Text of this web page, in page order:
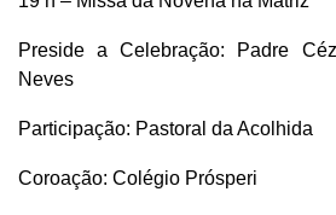
Preside a Celebração: Padre
Neves
Participação: Pastoral da Acolhida
Coroação: Colégio Prósperi